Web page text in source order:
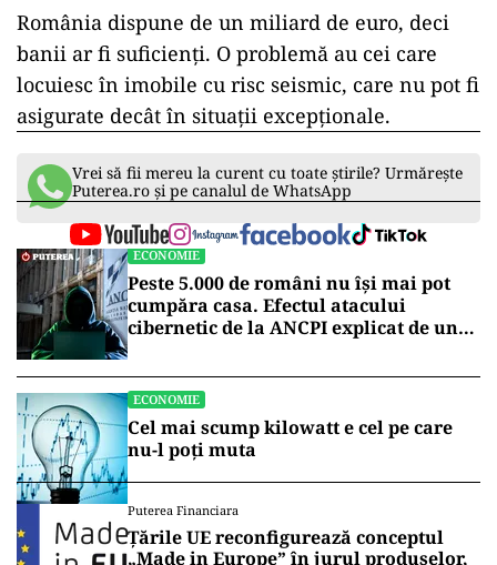
România dispune de un miliard de euro, deci
banii ar fi suficienţi. O problemă au cei care
locuiesc în imobile cu risc seismic, care nu pot fi
asigurate decât în situaţii excepţionale.
Vrei să fii mereu la curent cu toate știrile? Urmărește
Puterea.ro și pe canalul de WhatsApp
ECONOMIE
Peste 5.000 de români nu își mai pot
cumpăra casa. Efectul atacului
cibernetic de la ANCPI explicat de un
ECONOMIE
Cel mai scump kilowatt e cel pe care
nu-l poți muta
Puterea Financiara
Țările UE reconfigurează conceptul
„Made in Europe” în jurul produselor,